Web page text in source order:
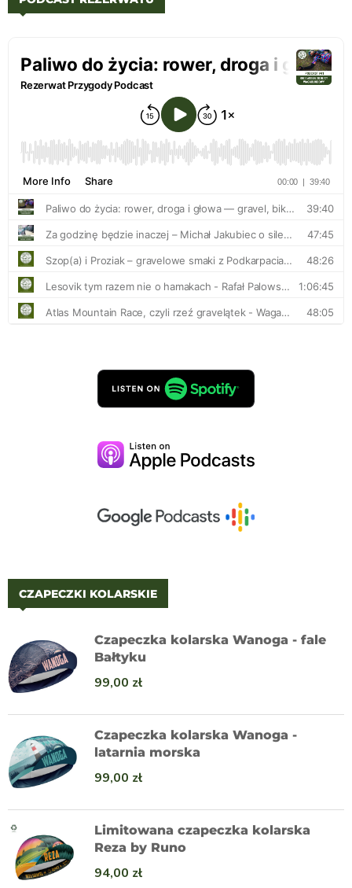
CZAPECZKI KOLARSKIE
Czapeczka kolarska Wanoga - fale
Bałtyku
99,00 zł
Czapeczka kolarska Wanoga -
latarnia morska
99,00 zł
Limitowana czapeczka kolarska
Reza by Runo
94,00 zł